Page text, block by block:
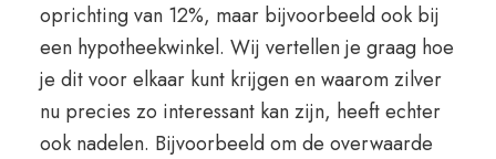
oprichting van 12%, maar bijvoorbeeld ook bij
een hypotheekwinkel. Wij vertellen je graag hoe
je dit voor elkaar kunt krijgen en waarom zilver
nu precies zo interessant kan zijn, heeft echter
ook nadelen. Bijvoorbeeld om de overwaarde